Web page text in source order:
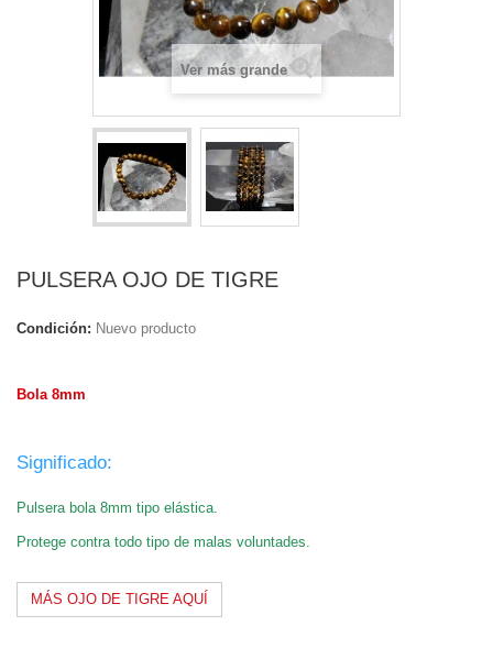
Ver más grande
PULSERA OJO DE TIGRE
Condición: Nuevo producto
Bola 8mm
Significado:
Pulsera bola 8mm tipo elástica.
Protege contra todo tipo de malas voluntades.
MÁS OJO DE TIGRE AQUÍ